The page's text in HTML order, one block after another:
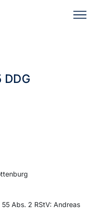
Abs. 2 RStV: Andreas